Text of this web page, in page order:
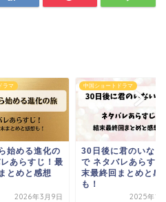
中国ショートドラマ
30日後に君のいない世界
で ネタバレあらすじ！結
末最終回まとめと感想
2025年12月9日
中国ショー
運命の
叔父に
レあら